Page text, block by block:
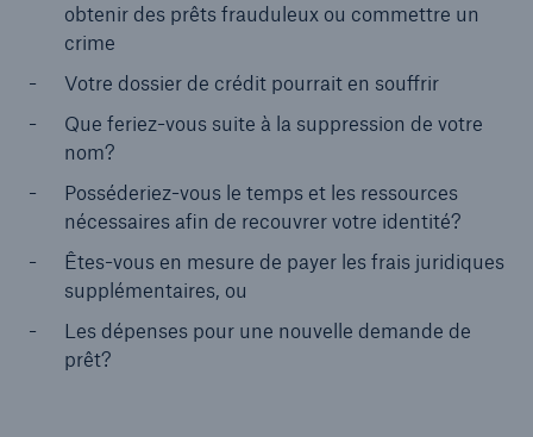
obtenir des prêts frauduleux ou commettre un
crime
Votre dossier de crédit pourrait en souffrir
Que feriez-vous suite à la suppression de votre
nom?
Posséderiez-vous le temps et les ressources
nécessaires afin de recouvrer votre identité?
Êtes-vous en mesure de payer les frais juridiques
supplémentaires, ou
Les dépenses pour une nouvelle demande de
prêt?